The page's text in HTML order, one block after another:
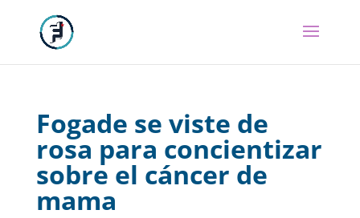
Fogade se viste de
rosa para concientizar
sobre el cáncer de
mama